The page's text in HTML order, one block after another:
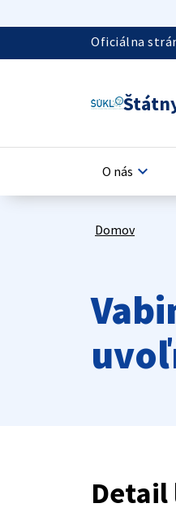
Oficiálna
O nás keyboard_arrow_down
Domov
Detail